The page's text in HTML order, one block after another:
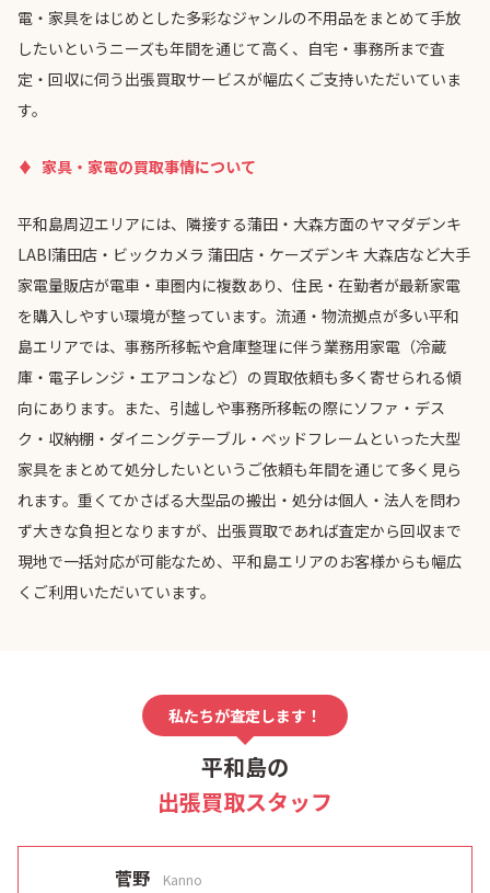
電・家具をはじめとした多彩なジャンルの不用品をまとめて手放
したいというニーズも年間を通じて高く、自宅・事務所まで査
定・回収に伺う出張買取サービスが幅広くご支持いただいていま
す。
家具・家電の買取事情について
平和島周辺エリアには、隣接する蒲田・大森方面のヤマダデンキ
LABI蒲田店・ビックカメラ 蒲田店・ケーズデンキ 大森店など大手
家電量販店が電車・車圏内に複数あり、住民・在勤者が最新家電
を購入しやすい環境が整っています。流通・物流拠点が多い平和
島エリアでは、事務所移転や倉庫整理に伴う業務用家電（冷蔵
庫・電子レンジ・エアコンなど）の買取依頼も多く寄せられる傾
向にあります。また、引越しや事務所移転の際にソファ・デス
ク・収納棚・ダイニングテーブル・ベッドフレームといった大型
家具をまとめて処分したいというご依頼も年間を通じて多く見ら
れます。重くてかさばる大型品の搬出・処分は個人・法人を問わ
ず大きな負担となりますが、出張買取であれば査定から回収まで
現地で一括対応が可能なため、平和島エリアのお客様からも幅広
くご利用いただいています。
私たちが査定します！
平和島の
出張買取スタッフ
菅野 Kanno